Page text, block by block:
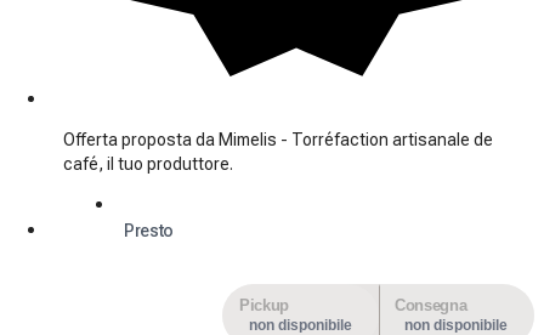
Offerta proposta da Mimelis - Torréfaction artisanale de
café, il tuo produttore.
Presto
Pickup
non disponibile
Consegna
non disponibile